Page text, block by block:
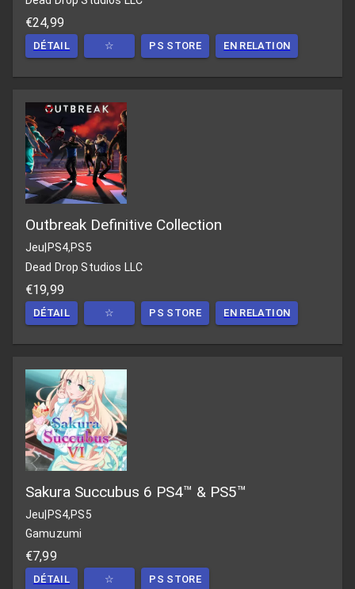
€24,99
DÉTAIL ☆ PS STORE EN RELATION
Outbreak Definitive Collection
Jeu PS4,PS5
Dead Drop Studios LLC
€19,99
DÉTAIL ☆ PS STORE EN RELATION
Sakura Succubus 6 PS4™ & PS5™
Jeu|PS4,PS5
Gamuzumi
€7,99
DÉTAIL ☆ PS STORE